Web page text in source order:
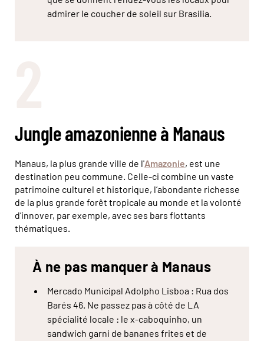
admirer le coucher de soleil sur Brasília.
Jungle amazonienne à Manaus
Manaus, la plus grande ville de l'Amazonie, est une
destination peu commune. Celle-ci combine un vaste
patrimoine culturel et historique, l’abondante richesse
de la plus grande forêt tropicale au monde et la volonté
d’innover, par exemple, avec ses bars flottants
thématiques.
À ne pas manquer à Manaus
Mercado Municipal Adolpho Lisboa : Rua dos
Barés 46. Ne passez pas à côté de LA
spécialité locale : le x-caboquinho, un
sandwich garni de bananes frites et de